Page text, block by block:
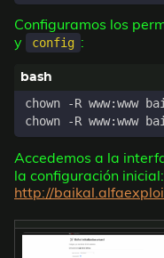
Configuramos los
y config :
Accedemos a la
la configuración inicial:
http://